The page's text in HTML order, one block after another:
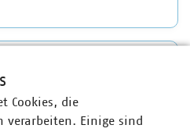
Cookies, die
verarbeiten. Einige sind